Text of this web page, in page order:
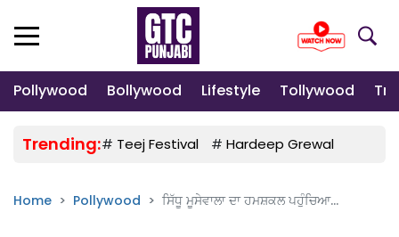
Pollywood Bollywood Lifestyle Tollywood
Trending:# Teej Festival # Hardeep Grewal
Home Pollywood ਸਿੱਧੂ ਮੂਸੇਵਾਲਾ ਦਾ ਹਮਸ਼ਕਲ ਪਹੁੰਚਿਆ...